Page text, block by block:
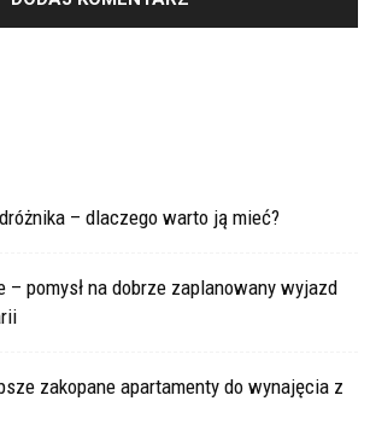
– dlaczego warto ją mieć?
– pomysł na dobrze zaplanowany wyjazd
zakopane apartamenty do wynajęcia z